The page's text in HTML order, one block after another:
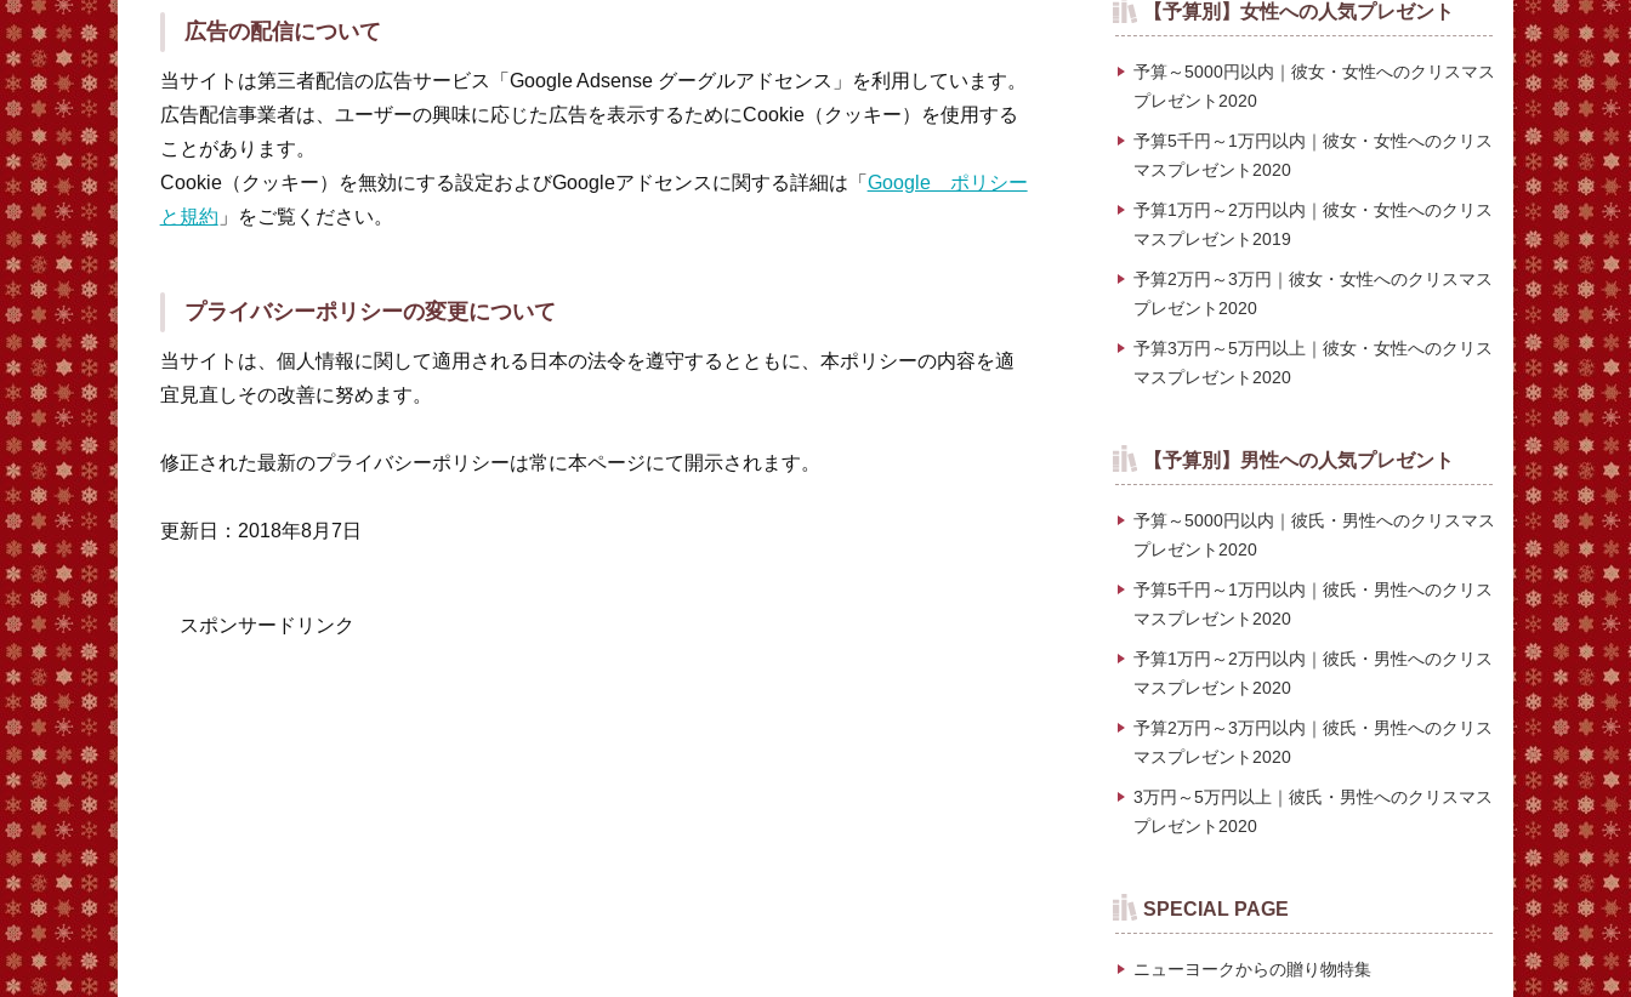
広告の配信について
当サイトは第三者配信の広告サービス「Google Adsense グーグルアドセンス」を利用しています。
広告配信事業者は、ユーザーの興味に応じた広告を表示するためにCookie（クッキー）を使用する
ことがあります。
Cookie（クッキー）を無効にする設定およびGoogleアドセンスに関する詳細は「 Google ポリシー
と規約 」をご覧ください。
プライバシーポリシーの変更について
当サイトは、個人情報に関して適用される日本の法令を遵守するとともに、本ポリシーの内容を適
宜見直しその改善に努めます。
修正された最新のプライバシーポリシーは常に本ページにて開示されます。
更新日：2018年8月7日
スポンサードリンク
【予算別】女性への人気プレゼント
予算～5000円以内｜彼女・女性へのクリスマス
プレゼント2020
予算5千円～1万円以内｜彼女・女性へのクリス
マスプレゼント2020
予算1万円～2万円以内｜彼女・女性へのクリス
マスプレゼント2019
予算2万円～3万円｜彼女・女性へのクリスマス
プレゼント2020
予算3万円～5万円以上｜彼女・女性へのクリス
マスプレゼント2020
【予算別】男性への人気プレゼント
予算～5000円以内｜彼氏・男性へのクリスマス
プレゼント2020
予算5千円～1万円以内｜彼氏・男性へのクリス
マスプレゼント2020
予算1万円～2万円以内｜彼氏・男性へのクリス
マスプレゼント2020
予算2万円～3万円以内｜彼氏・男性へのクリス
マスプレゼント2020
3万円～5万円以上｜彼氏・男性へのクリスマス
プレゼント2020
SPECIAL PAGE
ニューヨークからの贈り物特集